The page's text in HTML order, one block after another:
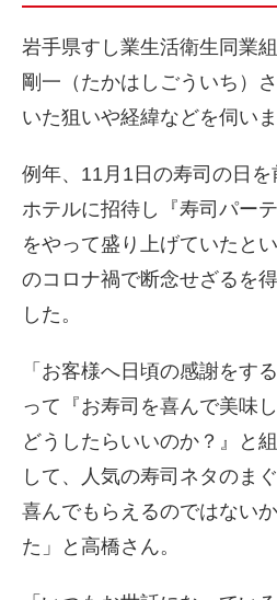
岩手県すし業生活衛生同業
剛一（たかはしごういち）
いた狙いや経緯などを伺いま
例年、11月1日の寿司の日
ホテルに招待し『寿司パー
をやって盛り上げていたと
のコロナ禍で断念せざるを
した。
「お客様へ日頃の感謝をす
って『お寿司を喜んで美味
どうしたらいいのか？』と
して、人気の寿司ネタのま
喜んでもらえるのではない
た」と高橋さん。